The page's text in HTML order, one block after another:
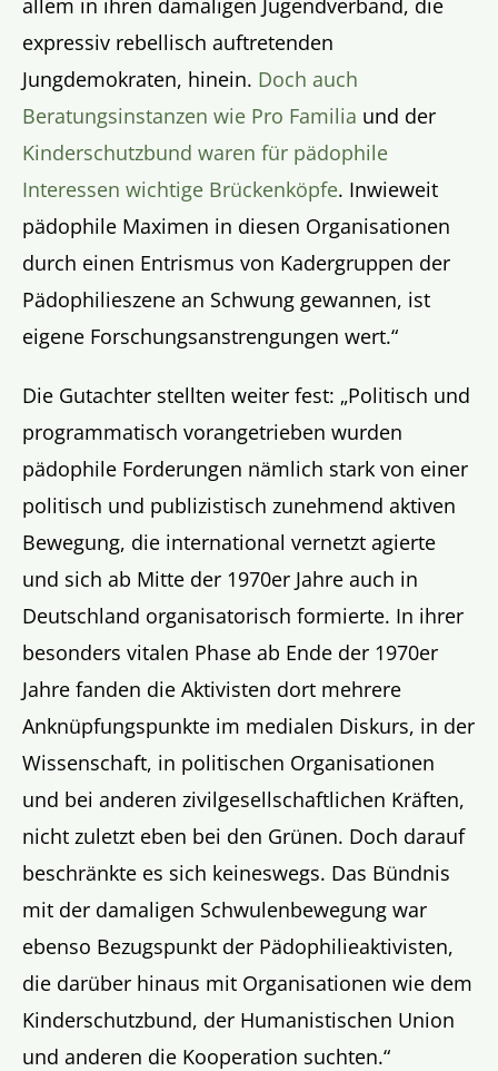
allem in ihren damaligen Jugendverband, die
expressiv rebellisch auftretenden
Jungdemokraten, hinein. Doch auch
Beratungsinstanzen wie Pro Familia und der
Kinderschutzbund waren für pädophile
Interessen wichtige Brückenköpfe. Inwieweit
pädophile Maximen in diesen Organisationen
durch einen Entrismus von Kadergruppen der
Pädophilieszene an Schwung gewannen, ist
eigene Forschungsanstrengungen wert.“
Die Gutachter stellten weiter fest: „Politisch und
programmatisch vorangetrieben wurden
pädophile Forderungen nämlich stark von einer
politisch und publizistisch zunehmend aktiven
Bewegung, die international vernetzt agierte
und sich ab Mitte der 1970er Jahre auch in
Deutschland organisatorisch formierte. In ihrer
besonders vitalen Phase ab Ende der 1970er
Jahre fanden die Aktivisten dort mehrere
Anknüpfungspunkte im medialen Diskurs, in der
Wissenschaft, in politischen Organisationen
und bei anderen zivilgesellschaftlichen Kräften,
nicht zuletzt eben bei den Grünen. Doch darauf
beschränkte es sich keineswegs. Das Bündnis
mit der damaligen Schwulenbewegung war
ebenso Bezugspunkt der Pädophilieaktivisten,
die darüber hinaus mit Organisationen wie dem
Kinderschutzbund, der Humanistischen Union
und anderen die Kooperation suchten.“